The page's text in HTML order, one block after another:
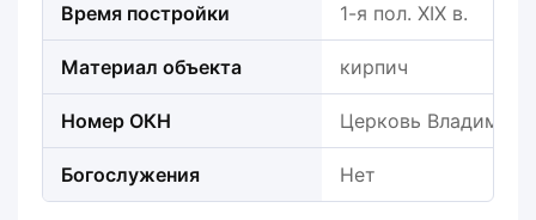
Время постройки 1-я пол. XIX в.
Материал объекта кирпич
Номер ОКН Церковь
Богослужения Нет